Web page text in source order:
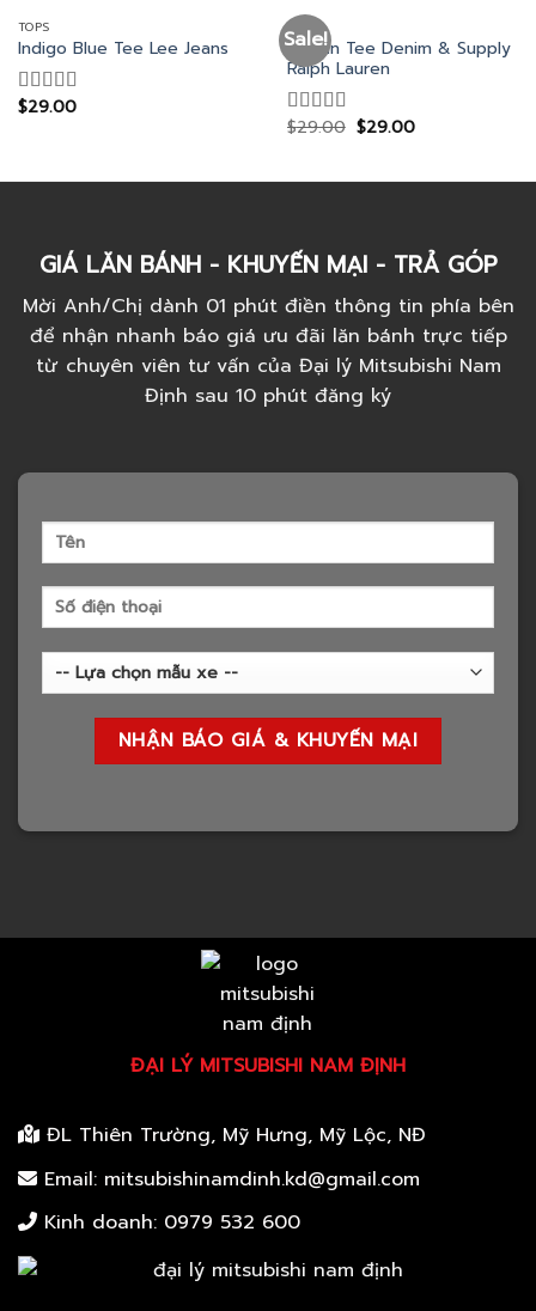
TOPS
Indigo Blue Tee Lee Jeans
Rated
$29.00
Sale!
TOPS
Raglan Tee Denim & Supply
Ralph Lauren
Rated5.00
$29.00 $29.00
GIÁ LĂN BÁNH - KHUYẾN MẠI - TRẢ GÓP
Mời Anh/Chị dành 01 phút điền thông tin phía bên
để nhận nhanh báo giá ưu đãi lăn bánh trực tiếp
từ chuyên viên tư vấn của Đại lý Mitsubishi Nam
Định sau 10 phút đăng ký
ĐẠI LÝ MITSUBISHI NAM ĐỊNH
ĐL Thiên Trường, Mỹ Hưng, Mỹ Lộc, NĐ
Email: mitsubishinamdinh.kd@gmail.com
Kinh doanh: 0979 532 600